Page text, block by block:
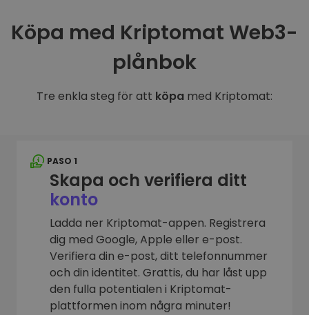
Köpa med Kriptomat Web3-
plånbok
Tre enkla steg för att köpa med Kriptomat:
PASO 1
Skapa och verifiera ditt
konto
Ladda ner Kriptomat-appen. Registrera
dig med Google, Apple eller e-post.
Verifiera din e-post, ditt telefonnummer
och din identitet. Grattis, du har låst upp
den fulla potentialen i Kriptomat-
plattformen inom några minuter!